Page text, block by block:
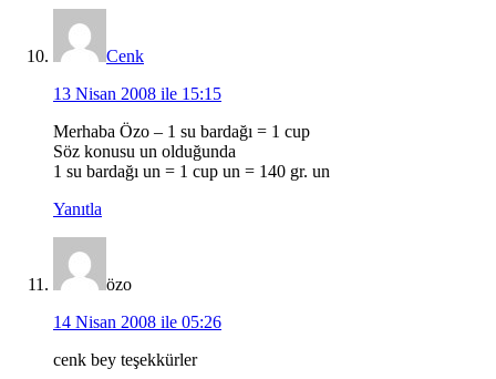
Cenk
13 Nisan 2008 ile 15:15
Merhaba Özo – 1 su bardağı = 1 cup
Söz konusu un olduğunda
1 su bardağı un = 1 cup un = 140 gr. un
Yanıtla
özo
14 Nisan 2008 ile 05:26
cenk bey teşekkürler